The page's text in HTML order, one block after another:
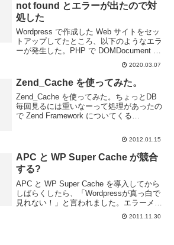
not found とエラーが出たので対
処した
Wordpress で作成した Web サイトをセッ
トアップしてたところ、以下のようなエラ
ーが発生した。PHP で DOMDocument が
無いという場合は大抵 php-dom か php-
xml あたりをインストールすると解決す
る。サー...
2020.03.07
Zend_Cache を使ってみた。
Zend_Cache を使ってみた。ちょっとDB
毎回見るには重いなーって処理があったの
で Zend Framework についてくる
みた。とりあえず使ってみる。キャッシュ
2012.01.15
APC と WP Super Cache が競合
する?
APC と WP Super Cache を導入してから
しばらくしたら、「Wordpressが真っ白で
見れない！」と言われました。エラーメッ
セージも何も出ないっぽい。なんぞ？とち
ょっと調べた。エラーメッセージが出ない
2011.11.30